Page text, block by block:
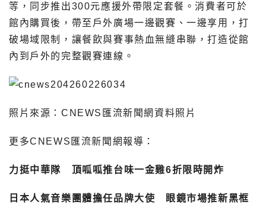
等，同步推出300元應援外帶限定套餐。消費者可於
館內購買後，帶至戶外廣場一邊觀賽、一邊享用，打
破場域限制，讓餐飲與賽事熱血無縫串聯，打造從館
內到戶外的完整觀賽連線。
照片來源：CNEWS匯流新聞網資料照片
更多CNEWS匯流新聞網報導：
力挺中華隊 頂呱呱推台味一金雞6折限時開炸
日本人氣音樂團體擔任品牌大使 眼鏡市場推新黑框